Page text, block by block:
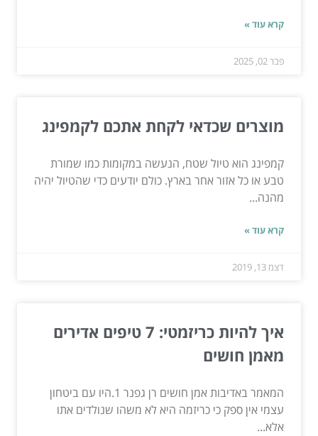
קרא עוד »
פבר 02, 2025
מוצרים שכדאי לקחת אתכם לקמפינג
קמפינג הוא טיול שטח, הנעשה במקומות כמו שמורת
טבע או כל אזור אחר בארץ. כולם יודעים כדי שהטיול יהיה
מהנה...
קרא עוד »
דצמ 13, 2019
איך להיות כריזמטי: 7 טיפים אדירים
מאמן חושים
המאמר באדיבות אמן חושים רן גפנר 1.היו עם ביטחון
עצמי אין ספק כי כריזמה היא לא משהו שנולדים אתו
אלא...